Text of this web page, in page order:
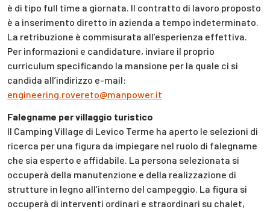
è di tipo full time a giornata. Il contratto di lavoro proposto
è a inserimento diretto in azienda a tempo indeterminato.
La retribuzione è commisurata all’esperienza effettiva.
Per informazioni e candidature, inviare il proprio
curriculum specificando la mansione per la quale ci si
candida all’indirizzo e-mail:
engineering.rovereto@manpower.it
Falegname per villaggio turistico
Il Camping Village di Levico Terme ha aperto le selezioni di
ricerca per una figura da impiegare nel ruolo di falegname
che sia esperto e affidabile. La persona selezionata si
occuperà della manutenzione e della realizzazione di
strutture in legno all’interno del campeggio. La figura si
occuperà di interventi ordinari e straordinari su chalet,